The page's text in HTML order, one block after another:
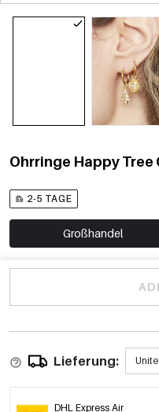
Ohrringe Happy
2-5 TAGE
Großhandel
Lieferung:
DHL Express Air